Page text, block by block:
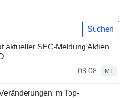
Suchen
aktueller SEC-Meldung Aktien
03.08.
MT
im Top-